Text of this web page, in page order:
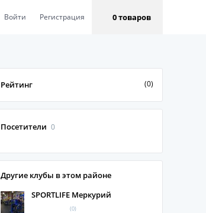
Войти Регистрация 0 товаров
Рейтинг (0)
Посетители 0
Другие клубы в этом районе
SPORTLIFE Меркурий
(0)